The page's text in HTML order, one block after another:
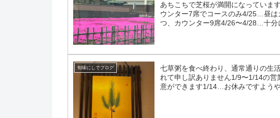
あちこちで芝桜が満開になっていま
ウンター7席でコースのみ4/25…
つ、カウンター9席4/26〜4/28…十
旬味にしでブログ
七草粥を食べ終わり、通常通りの生
れて申し訳ありません1/9〜1/14の
意ができます1/14…お休みですよう